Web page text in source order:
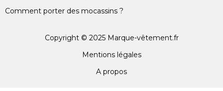
Comment porter des mocassins ?
Copyright © 2025 Marque-vêtement.fr
Mentions légales
A propos